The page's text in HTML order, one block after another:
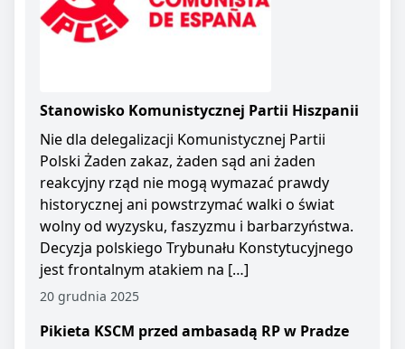
Stanowisko Komunistycznej Partii Hiszpanii
Nie dla delegalizacji Komunistycznej Partii
Polski Żaden zakaz, żaden sąd ani żaden
reakcyjny rząd nie mogą wymazać prawdy
historycznej ani powstrzymać walki o świat
wolny od wyzysku, faszyzmu i barbarzyństwa.
Decyzja polskiego Trybunału Konstytucyjnego
jest frontalnym atakiem na […]
20 grudnia 2025
Pikieta KSCM przed ambasadą RP w Pradze